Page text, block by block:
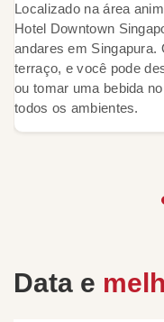
Localizado na área
Hotel Downtown
andares em Singapura.
terraço, e você pode
ou tomar uma bebida
todos os ambientes.
Data e